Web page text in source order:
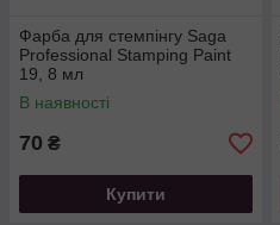
Фарба для стемпінгу Saga
Professional Stamping Paint
19, 8 мл
В наявності
70 ₴
Купити